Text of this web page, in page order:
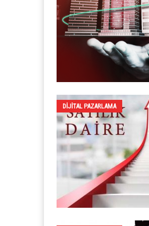
DIJITAL PAZARLAMA